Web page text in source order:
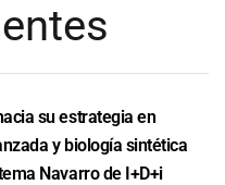
su estrategia en
y biología sintética
Navarro de I+D+i